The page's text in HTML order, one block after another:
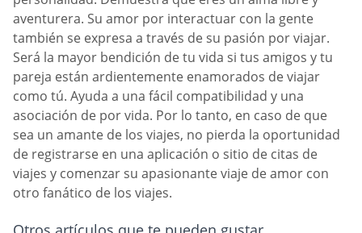
aventurera. Su amor por interactuar con la gente
también se expresa a través de su pasión por viajar.
Será la mayor bendición de tu vida si tus amigos y tu
pareja están ardientemente enamorados de viajar
como tú. Ayuda a una fácil compatibilidad y una
asociación de por vida. Por lo tanto, en caso de que
sea un amante de los viajes, no pierda la oportunidad
de registrarse en una aplicación o sitio de citas de
viajes y comenzar su apasionante viaje de amor con
otro fanático de los viajes.